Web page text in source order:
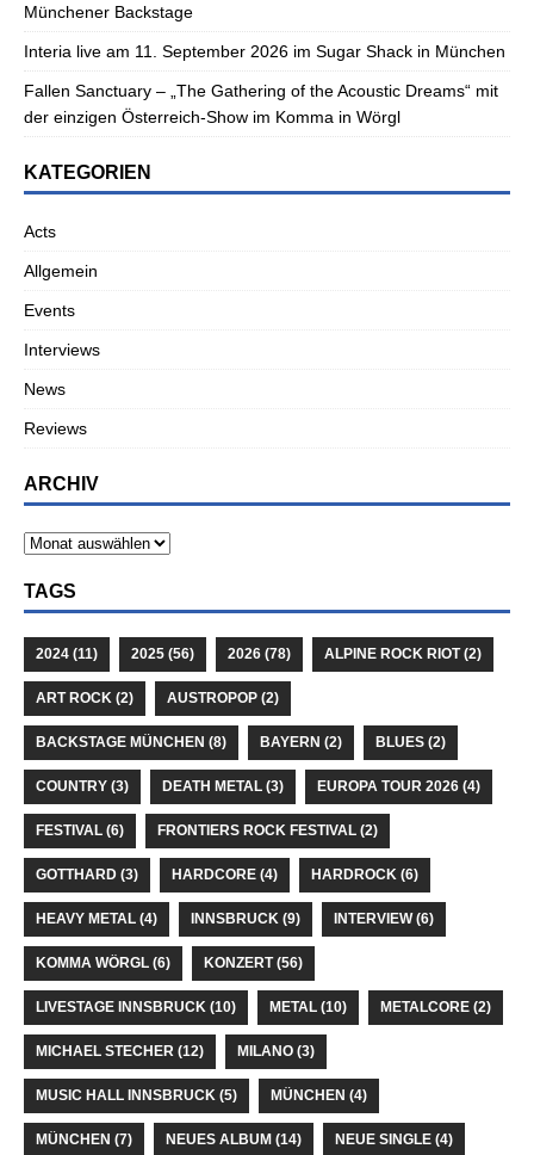
Münchener Backstage
Interia live am 11. September 2026 im Sugar Shack in München
Fallen Sanctuary – „The Gathering of the Acoustic Dreams“ mit
der einzigen Österreich-Show im Komma in Wörgl
KATEGORIEN
Acts
Allgemein
Events
Interviews
News
Reviews
ARCHIV
TAGS
2024 (11) 2025 (56) 2026 (78) ALPINE ROCK RIOT(2)
ART ROCK (2) AUSTROPOP (2)
BACKSTAGE MÜNCHEN (8) BAYERN (2) BLUES (2)
COUNTRY (3) DEATH METAL (3) EUROPA TOUR 2026 (4)
FESTIVAL (6) FRONTIERS ROCK FESTIVAL (2)
GOTTHARD (3) HARDCORE (4) HARDROCK (6)
HEAVY METAL (4) INNSBRUCK (9) INTERVIEW(6)
KOMMA WÖRGL (6) KONZERT(56)
LIVESTAGE INNSBRUCK (10) METAL (10) METALCORE (2)
MICHAEL STECHER (12) MILANO (3)
MUSIC HALL INNSBRUCK (5) MÜNCHEN (4)
MÜNCHEN (7) NEUES ALBUM (14) NEUE SINGLE (4)